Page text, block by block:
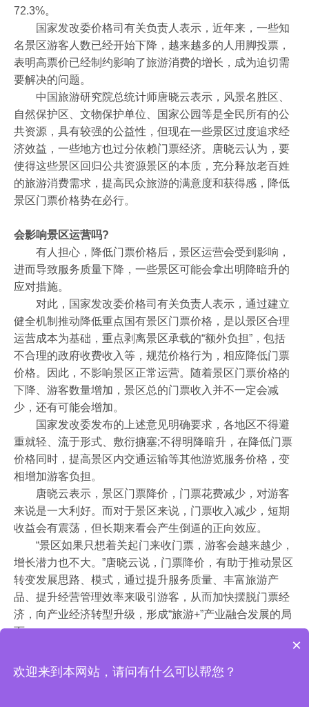
72.3%。
国家发改委价格司有关负责人表示，近年来，一些知
名景区游客人数已经开始下降，越来越多的人用脚投票，
表明高票价已经制约影响了旅游消费的增长，成为迫切需
要解决的问题。
中国旅游研究院总统计师唐晓云表示，风景名胜区、
自然保护区、文物保护单位、国家公园等是全民所有的公
共资源，具有较强的公益性，但现在一些景区过度追求经
济效益，一些地方也过分依赖门票经济。唐晓云认为，要
使得这些景区回归公共资源景区的本质，充分释放老百姓
的旅游消费需求，提高民众旅游的满意度和获得感，降低
景区门票价格势在必行。
会影响景区运营吗?
有人担心，降低门票价格后，景区运营会受到影响，
进而导致服务质量下降，一些景区可能会拿出明降暗升的
应对措施。
对此，国家发改委价格司有关负责人表示，通过建立
健全机制推动降低重点国有景区门票价格，是以景区合理
运营成本为基础，重点剥离景区承载的“额外负担”，包括
不合理的政府收费收入等，规范价格行为，相应降低门票
价格。因此，不影响景区正常运营。随着景区门票价格的
下降、游客数量增加，景区总的门票收入并不一定会减
少，还有可能会增加。
国家发改委发布的上述意见明确要求，各地区不得避
重就轻、流于形式、敷衍搪塞;不得明降暗升，在降低门票
价格同时，提高景区内交通运输等其他游览服务价格，变
相增加游客负担。
唐晓云表示，景区门票降价，门票花费减少，对游客
来说是一大利好。而对于景区来说，门票收入减少，短期
收益会有震荡，但长期来看会产生倒逼的正向效应。
“景区如果只想着关起门来收门票，游客会越来越少，
增长潜力也不大。”唐晓云说，门票降价，有助于推动景区
转变发展思路、模式，通过提升服务质量、丰富旅游产
品、提升经营管理效率来吸引游客，从而加快摆脱门票经
济，向产业经济转型升级，形成“旅游+”产业融合发展的局
面。
2017 智景游www.zhijingyou.comAll rights reserved.鄂ICP备16015595号
×
欢迎来到本网站，请问有什么可以帮您？